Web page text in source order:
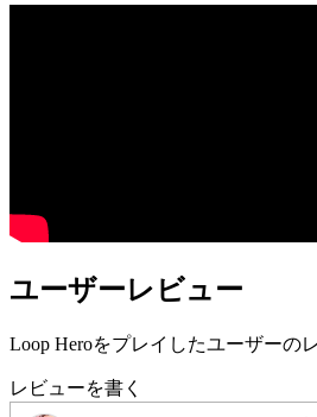
ユーザーレビュー
Loop Heroをプレイしたユーザーの
レビューを書く